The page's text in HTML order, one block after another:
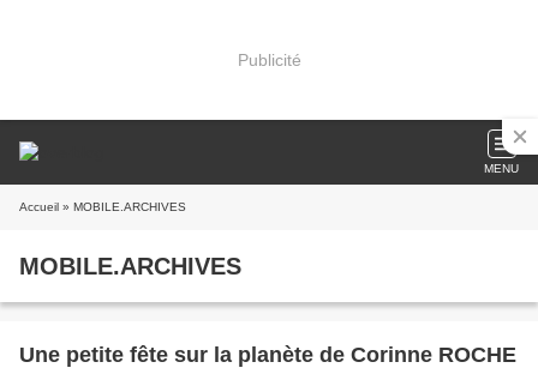
Publicité
MENU
Accueil » MOBILE.ARCHIVES
MOBILE.ARCHIVES
Une petite fête sur la planète de Corinne ROCHE